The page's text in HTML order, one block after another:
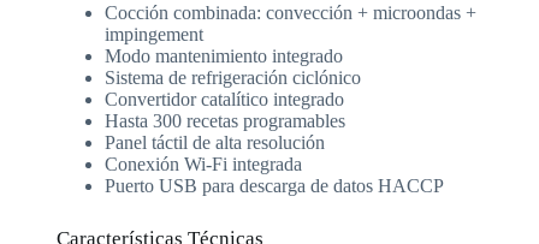
Cocción combinada: convección + microondas +
impingement
Modo mantenimiento integrado
Sistema de refrigeración ciclónico
Convertidor catalítico integrado
Hasta 300 recetas programables
Panel táctil de alta resolución
Conexión Wi-Fi integrada
Puerto USB para descarga de datos HACCP
Características Técnicas